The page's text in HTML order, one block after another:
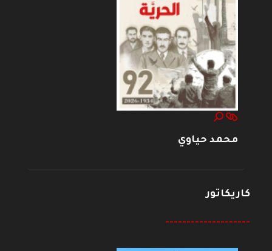
محمد حياوي
كاريكاتور
--------------------